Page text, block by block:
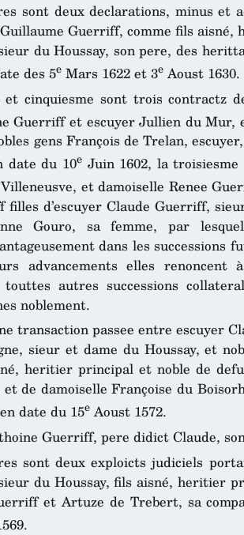
sont deux declarations, minus et
Guerriff, comme fils aisné,
du Houssay, son pere, des
des 5e Mars 1622 et 3eAoust 1630.
cinquiesme sont trois contractz
Guerriff et escuyer Jullien du Mur,
gens François de Trelan,
date du 10e Juin 1602, la
et damoiselle Renee
d’escuyer Claude Guerriff,
Gouro, sa femme, par
dans les successions
advancements elles renoncent
autres successions
noblement.
transaction passee entre escuyer
sieur et dame du Houssay, et
heritier principal et noble de
de damoiselle Françoise du
date du 15eAoust 1572.
Guerriff, pere didict Claude,
sont deux exploicts judiciels
du Houssay, fils aisné, heritier
et Artuze de Trebert, sa